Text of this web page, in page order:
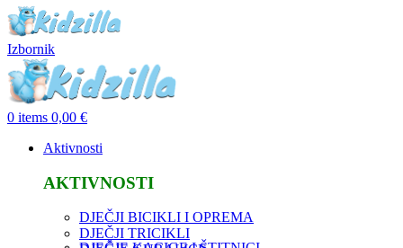
Izbornik
0 items 0,00 €
Aktivnosti
AKTIVNOSTI
DJEČJI BICIKLI I OPREMA
DJEČJI TRICIKLI